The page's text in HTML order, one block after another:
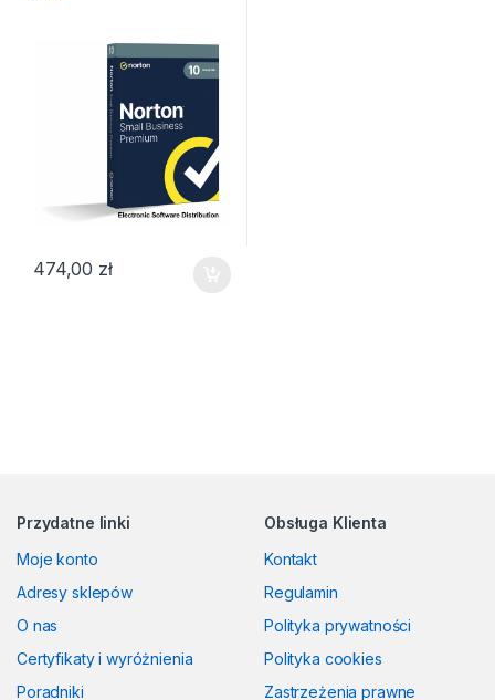
474,00 zł
Przydatne linki
Moje konto
Adresy sklepów
O nas
Certyfikaty i wyróżnienia
Poradniki
Obsługa Klienta
Kontakt
Regulamin
Polityka prywatności
Polityka cookies
Zastrzeżenia prawne